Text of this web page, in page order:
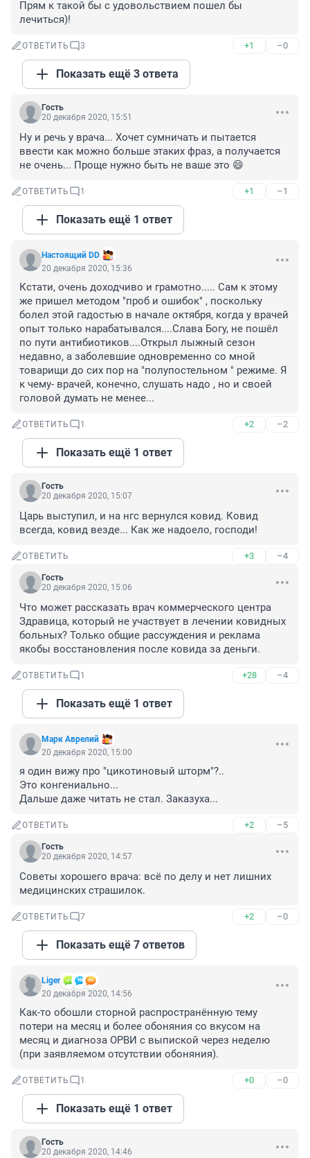
Прям к такой бы с удовольствием пошел бы
лечиться)!
ОТВЕТИТЬ 3 +1 –0
Показать ещё 3 ответа
Гость
20 декабря 2020, 15:51
Ну и речь у врача... Хочет сумничать и пытается
ввести как можно больше этаких фраз, а получается
не очень... Проще нужно быть не ваше это 😄
ОТВЕТИТЬ 1 +1 –1
Показать ещё 1 ответ
Настоящий DD
20 декабря 2020, 15:36
Кстати, очень доходчиво и грамотно..... Сам к этому
же пришел методом "проб и ошибок" , поскольку
болел этой гадостью в начале октября, когда у врачей
опыт только нарабатывался....Слава Богу, не пошёл
по пути антибиотиков....Открыл лыжный сезон
недавно, а заболевшие одновременно со мной
товарищи до сих пор на "полупостельном " режиме. Я
к чему- врачей, конечно, слушать надо , но и своей
головой думать не менее...
ОТВЕТИТЬ 1 +2 –2
Показать ещё 1 ответ
Гость
20 декабря 2020, 15:07
Царь выступил, и на нгс вернулся ковид. Ковид
всегда, ковид везде... Как же надоело, господи!
ОТВЕТИТЬ +3 –4
Гость
20 декабря 2020, 15:06
Что может рассказать врач коммерческого центра
Здравица, который не участвует в лечении ковидных
больных? Только общие рассуждения и реклама
якобы восстановления после ковида за деньги.
ОТВЕТИТЬ 1 +28 –4
Показать ещё 1 ответ
Марк Аврелий
20 декабря 2020, 15:00
я один вижу про "цикотиновый шторм"?..
Это конгениально...
Дальше даже читать не стал. Заказуха...
ОТВЕТИТЬ +2 –5
Гость
20 декабря 2020, 14:57
Советы хорошего врача: всё по делу и нет лишних
медицинских страшилок.
ОТВЕТИТЬ 7 +2 –0
Показать ещё 7 ответов
Liger
20 декабря 2020, 14:56
Как-то обошли сторной распространённую тему
потери на месяц и более обоняния со вкусом на
месяц и диагноза ОРВИ с выпиской через неделю
(при заявляемом отсутствии обоняния).
ОТВЕТИТЬ 1 +0 –0
Показать ещё 1 ответ
Гость
20 декабря 2020, 14:46